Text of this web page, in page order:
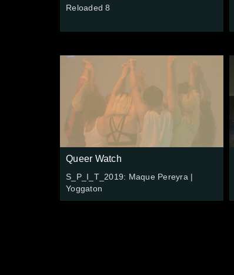
Reloaded 8
Queer Watch
S_P_I_T_2019: Maque Pereyra |
Yoggaton